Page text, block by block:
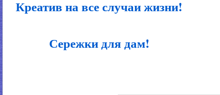
Креатив на все случаи жизни!
Сережки для дам!